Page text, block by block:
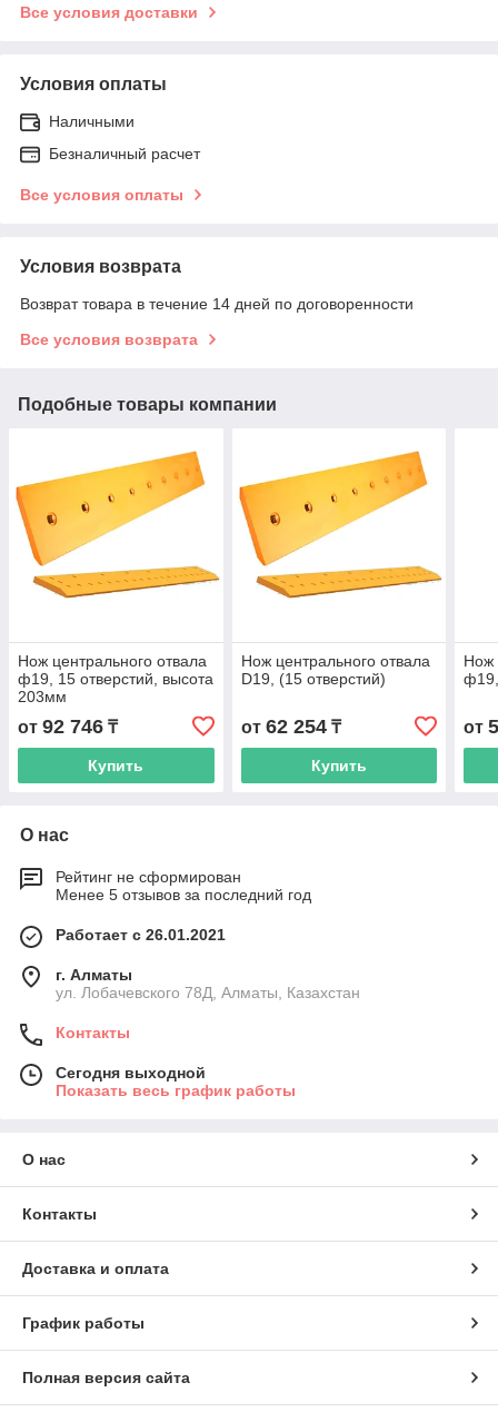
Все условия доставки
Условия оплаты
Наличными
Безналичный расчет
Все условия оплаты
Условия возврата
Возврат товара в течение 14 дней по договоренности
Все условия возврата
Подобные товары компании
Нож центрального отвала
ф19, 15 отверстий, высота
203мм
от 92 746 ₸
Купить
Нож центрального отвала
D19, (15 отверстий)
от 62 254₸
Купить
Нож
ф19,
от
О нас
Рейтинг не сформирован
Менее 5 отзывов за последний год
Работает с 26.01.2021
г. Алматы
ул. Лобачевского 78Д, Алматы, Казахстан
Контакты
Сегодня выходной
Показать весь график работы
О нас
Контакты
Доставка и оплата
График работы
Полная версия сайта